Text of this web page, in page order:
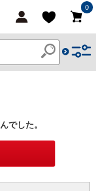
0
でした。